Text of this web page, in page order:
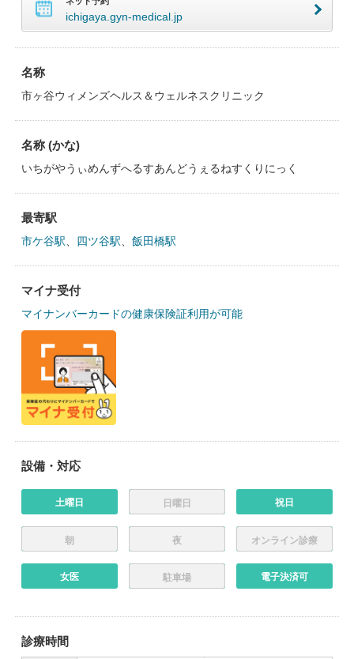
ichigaya.gyn-medical.jp
名称
市ヶ谷ウィメンズヘルス＆ウェルネスクリニック
名称 (かな)
いちがやうぃめんずへるすあんどうぇるねすくりにっく
最寄駅
市ケ谷駅 四ツ谷駅 飯田橋駅
マイナ受付
マイナンバーカードの健康保険証利用が可能
設備・対応
土曜日 日曜日 祝日
朝 夜 オンライン診療
女医 駐車場 電子決済可
診療時間